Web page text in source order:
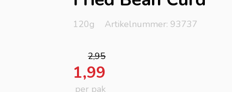
120g Artikelnummer: 93737
2,95
1,99
per pak